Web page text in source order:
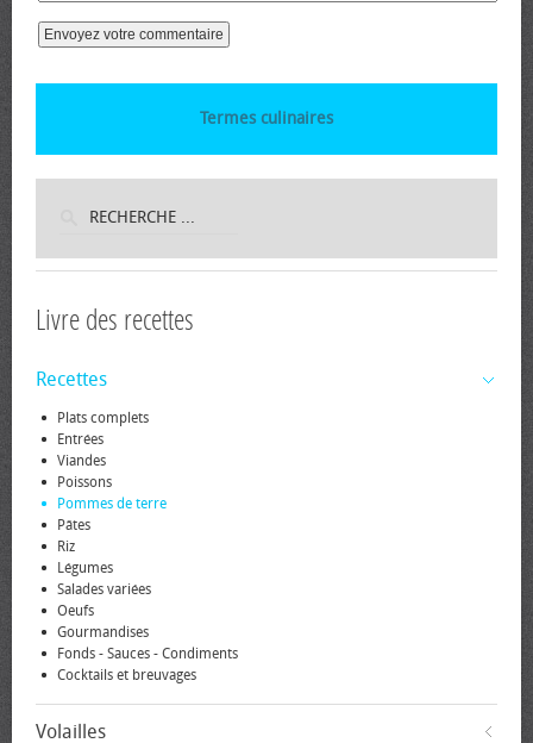
Termes culinaires
Livre des recettes
Recettes
Plats complets
Entrées
Viandes
Poissons
Pommes de terre
Pâtes
Riz
Légumes
Salades variées
Oeufs
Gourmandises
Fonds - Sauces - Condiments
Cocktails et breuvages
Volailles